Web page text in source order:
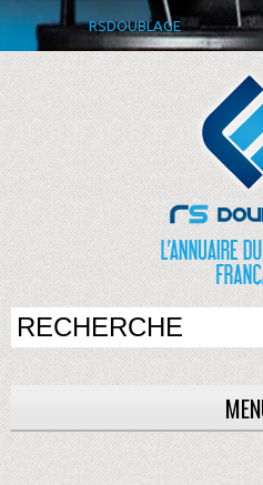
RSDOUBLAGE